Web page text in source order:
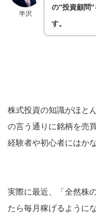
半沢
の”投資顧問
す。
株式投資の知識がほと
の言う通りに銘柄を売
経験者や初心者にはか
実際に最近、「全然株
たら毎月稼げるように